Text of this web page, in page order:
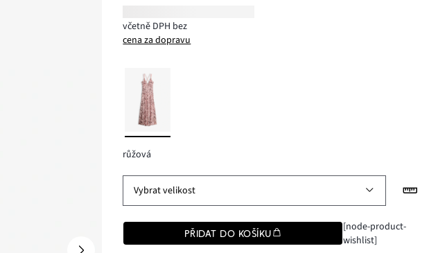
včetně DPH bez
cena za dopravu
růžová
Vybrat velikost
PŘIDAT DO KOŠÍKU
[node-product-
wishlist]